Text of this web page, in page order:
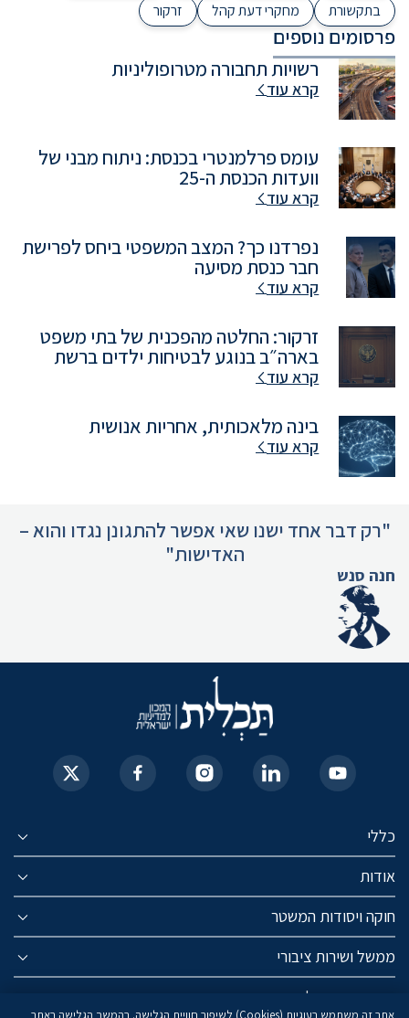
בתקשורת
מחקרי דעת קהל זרקור
פרסומים נוספים
רשויות תחבורה מטרופוליניות
קרא עוד
עומס פרלמנטרי בכנסת: ניתוח מבני של
וועדות הכנסת ה-25
קרא עוד
נפרדנו כך? המצב המשפטי ביחס לפרישת
חבר כנסת מסיעה
קרא עוד
זרקור: החלטה מהפכנית של בתי משפט
בארה״ב בנוגע לבטיחות ילדים ברשת
קרא עוד
בינה מלאכותית, אחריות אנושית
קרא עוד
"רק דבר אחד ישנו שאי אפשר להתגונן נגדו והוא –
האדישות"
חנה סנש
כללי
אודות
חוקה ויסודות המשטר
ממשל ושירות ציבורי
החברה הישראלית
אתר זה משתמש בעוגיות (Cookies) לשיפור חוויית הגלישה. בהמשך הגלישה באתר